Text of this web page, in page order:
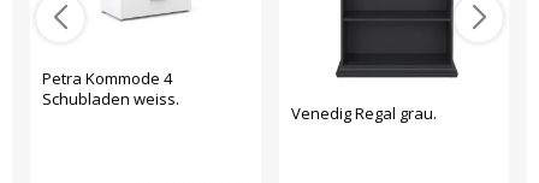
Petra Kommode 4
Schubladen weiss.
Venedig Regal grau.